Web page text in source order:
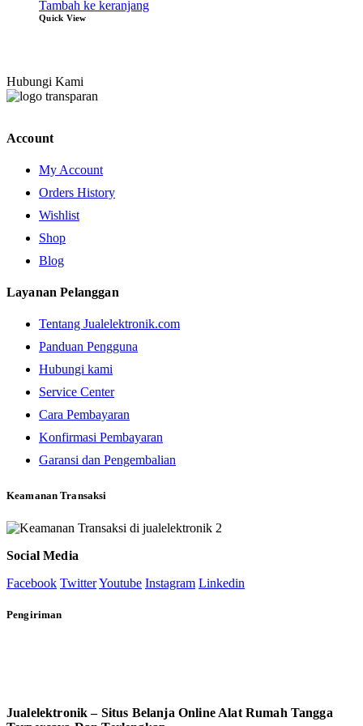
Tambah ke keranjang
Quick View
Hubungi Kami
Account
My Account
Orders History
Wishlist
Shop
Blog
Layanan Pelanggan
Tentang Jualelektronik.com
Panduan Pengguna
Hubungi kami
Service Center
Cara Pembayaran
Konfirmasi Pembayaran
Garansi dan Pengembalian
Keamanan Transaksi
Social Media
Facebook TwitterYoutube Instagram Linkedin
Pengiriman
Jualelektronik – Situs Belanja Online Alat Rumah Tangga